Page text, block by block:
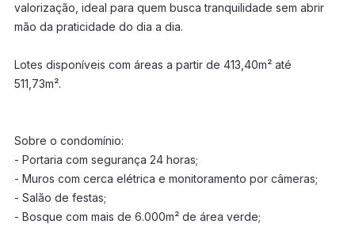
valorização, ideal para quem busca tranquilidade sem abrir
mão da praticidade do dia a dia.
Lotes disponíveis com áreas a partir de 413,40m² até
511,73m².
Sobre o condomínio:
- Portaria com segurança 24 horas;
- Muros com cerca elétrica e monitoramento por câmeras;
- Salão de festas;
- Bosque com mais de 6.000m² de área verde;